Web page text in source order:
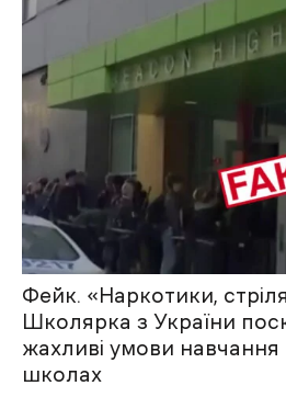
Фейк. «Наркотики,
Школярка з України
жахливі умови
школах